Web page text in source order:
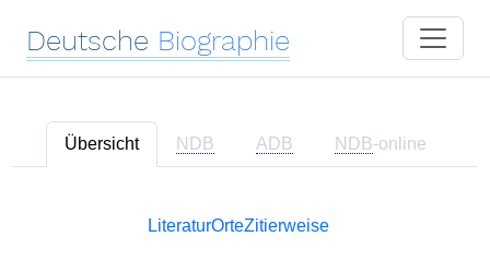
Deutsche Biographie
Übersicht NDB ADB NDB-online
LiteraturOrteZitierweise